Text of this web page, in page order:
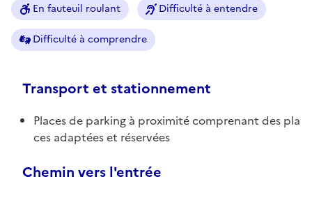
En fauteuil roulant Difficulté à entendre
Difficulté à comprendre
Transport et stationnement
Places de parking à proximité comprenant des pla
ces adaptées et réservées
Chemin vers l'entrée